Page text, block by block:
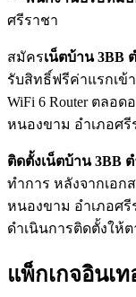
ศรีราชา
สมัครเน็ตบ้าน 3BB
รับสิทธิ์ฟรีค่าแรกเข้
WiFi 6 Router ตล
หนองขาม อำเภอศรี
ติดตั้งเน็ตบ้าน 3BB
ทำการ หลังจากเอ
หนองขาม อำเภอศ
ดำเนินการติดตั้งให้
แพ็กเกจอินเ